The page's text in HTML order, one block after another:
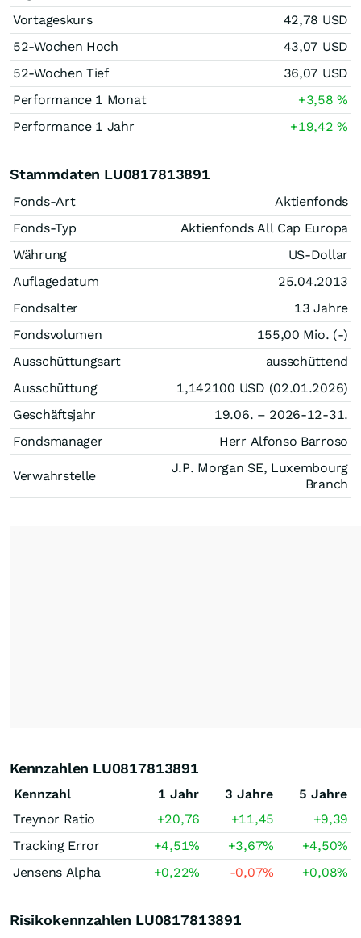
Vortageskurs
42,78 USD
52-Wochen Hoch
43,07 USD
52-Wochen Tief
36,07 USD
Performance 1 Monat
+3,58%
Performance 1 Jahr
+19,42%
Stammdaten LU0817813891
Fonds-Art
Aktienfonds
Fonds-Typ
Aktienfonds All Cap Europa
Währung
US-Dollar
Auflagedatum
25.04.2013
Fondsalter
13 Jahre
Fondsvolumen
155,00 Mio. (-)
Ausschüttungsart
ausschüttend
Ausschüttung
1,142100 USD (02.01.2026)
Geschäftsjahr
19.06. – 2026-12-31.
Fondsmanager
Herr Alfonso Barroso
Verwahrstelle
J.P. Morgan SE, Luxembourg
Branch
Kennzahlen LU0817813891
Kennzahl 1 Jahr 3 Jahre
5 Jahre
Treynor Ratio
+20,76 +11,45
+9,39
Tracking Error
+4,51% +3,67% +4,50%
Jensens Alpha
+0,22% -0,07% +0,08%
Risikokennzahlen LU0817813891